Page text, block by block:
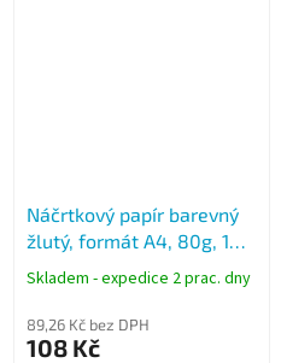
Náčrtkový papír barevný
žlutý, formát A4, 80g, 100
listů
Skladem - expedice 2 prac. dny
89,26 Kč bez DPH
108 Kč